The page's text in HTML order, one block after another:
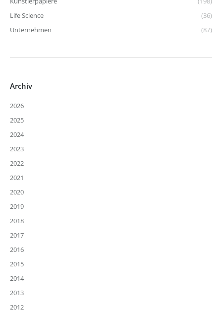
Life Science
(36)
Unternehmen
(87)
Archiv
2026
2025
2024
2023
2022
2021
2020
2019
2018
2017
2016
2015
2014
2013
2012